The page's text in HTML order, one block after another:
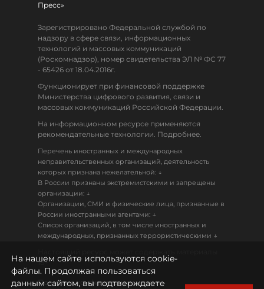
Пресс»
Зарегистрировано Федеральной службой по
надзору в сфере связи, информационных
технологий и массовых коммуникаций
(Роскомнадзор), номер свидетельства ЭЛ № ФС 77
- 65426 от 18.04.2016г.
Функционирует при финансовой поддержке
Министерства цифрового развития, связи и
массовых коммуникаций Российской Федерации.
На информационном ресурсе применяются
рекомендательные технологии. Подробнее.
Перечень иностранных и международных
неправительственных организаций, деятельность
которых признана нежелательной: ↓
В России признаны экстремистскими и запрещены
организации: ↓
Организации, СМИ и физические лица, признанные в
России иностранными агентами: ↓
Список организаций, в том числе иностранных и
международных, признанных террористическими ↓
18+
Политика конфиденциальности
На нашем сайте используются cookie-
файлы. Продолжая пользоваться
данным сайтом, вы подтверждаете